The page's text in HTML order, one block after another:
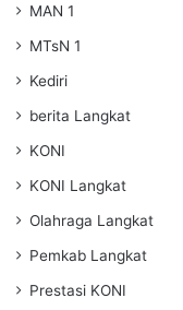
MAN 1
MTsN 1
Kediri
berita Langkat
KONI
KONI Langkat
Olahraga Langkat
Pemkab Langkat
Prestasi KONI